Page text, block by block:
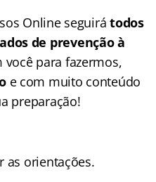
Online seguirátodos
de prevenção à
para fazermos,
e com muito conteúdo
preparação!
as orientações.